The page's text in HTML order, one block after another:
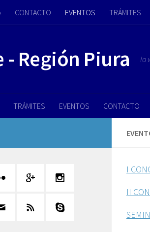
CONTACTO EVENTOS TRÁMITES
- Región Piura la
TRÁMITES EVENTOS CONTACTO
I
II